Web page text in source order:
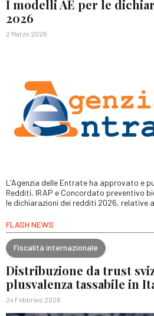
I modelli AE per le
2026
2 Marzo 2026
L'Agenzia delle Entrate ha approvato e
Redditi, IRAP e Concordato preventivo
le dichiarazioni dei redditi 2026, relative
FLASH NEWS
Fiscalità internazionale
Distribuzione da trust
plusvalenza tassabile in
24 Febbraio 2026